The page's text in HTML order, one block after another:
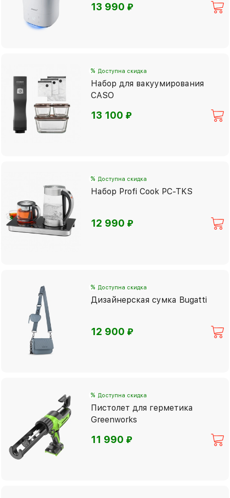
13 990⃏
% Доступна скидка
Набор для вакуумирования
CASO
13 100⃏
% Доступна скидка
Набор Profi Cook PC-TKS
12 990⃏
% Доступна скидка
Дизайнерская сумка Bugatti
12 900⃏
% Доступна скидка
Пистолет для герметика
Greenworks
11 990⃏